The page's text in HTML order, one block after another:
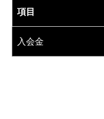
項目
入会金